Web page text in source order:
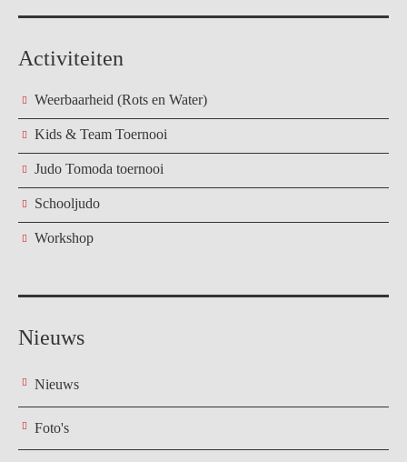
Activiteiten
Weerbaarheid (Rots en Water)
Kids & Team Toernooi
Judo Tomoda toernooi
Schooljudo
Workshop
Nieuws
Nieuws
Foto's